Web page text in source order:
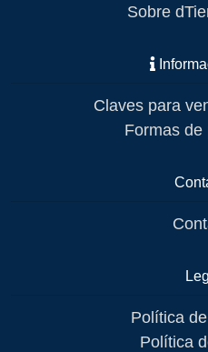
Sobre
Claves para
Formas de
Política
Política